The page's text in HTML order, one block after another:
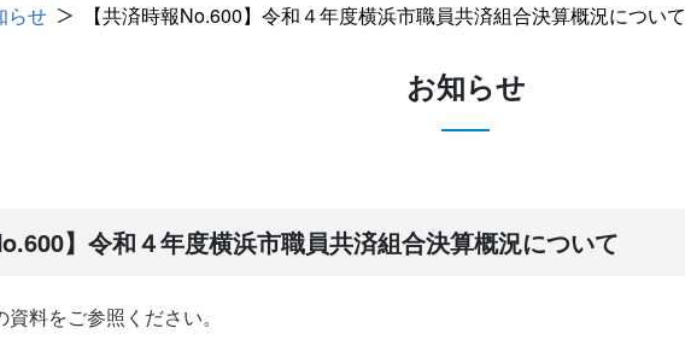
らせ 【共済時報No.600】令和４年度横浜市職員共済組合決算概況について
お知らせ
】令和４年度横浜市職員共済組合決算概況について
料をご参照ください。